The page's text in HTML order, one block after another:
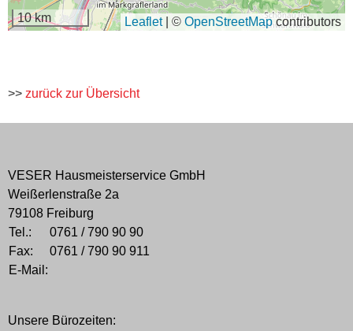
10 km Leaflet © OpenStreetMapcontributors
>> zurück zur Übersicht
VESER Hausmeisterservice GmbH
Weißerlenstraße 2a
79108 Freiburg
Tel.:
0761 / 790 90 90
Fax:
0761 / 790 90 911
E-Mail:
Unsere Bürozeiten: